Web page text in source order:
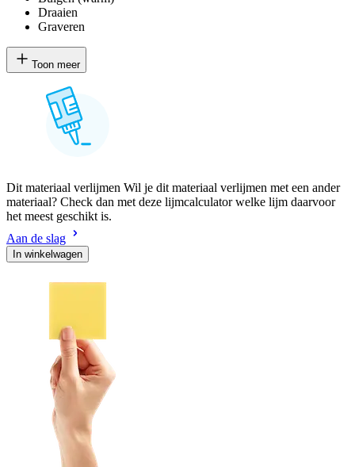
Draaien
Graveren
Toon meer
Dit materiaal verlijmen Wil je dit materiaal verlijmen met een ander
materiaal? Check dan met deze lijmcalculator welke lijm daarvoor
het meest geschikt is.
Aan de slag
In winkelwagen